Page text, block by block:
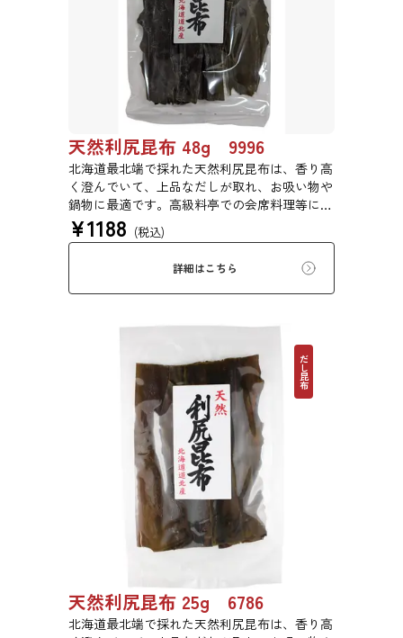
天然利尻昆布 48g 9996
北海道最北端で採れた天然利尻昆布は、香り高
く澄んでいて、上品なだしが取れ、お吸い物や
鍋物に最適です。高級料亭での会席料理等にも
使われている高級昆布です。
¥1188 (税込)
詳細はこちら
だし昆布
天然利尻昆布 25g 6786
北海道最北端で採れた天然利尻昆布は、香り高